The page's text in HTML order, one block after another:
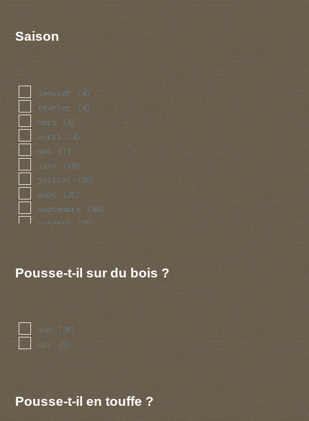
Saison
janvier (4)
fevrier (4)
mars (4)
avril (4)
mai (7)
juin (16)
juillet (28)
aout (35)
septembre (40)
octobre (35)
Pousse-t-il sur du bois ?
non (35)
oui (5)
Pousse-t-il en touffe ?